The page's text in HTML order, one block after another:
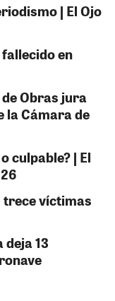
| El Ojo
en
Obras jura
la Cámara de
culpable? | El
trece víctimas
13